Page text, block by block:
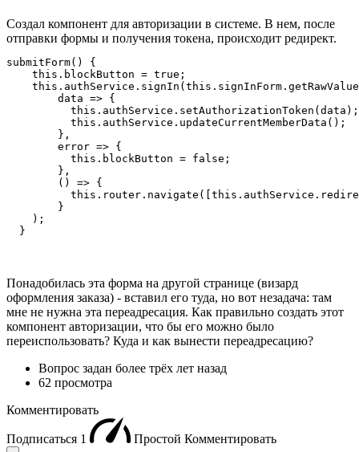
Создал компонент для авторизации в системе. В нем, после
отправки формы и получения токена, происходит редирект.
submitForm() {
    this.blockButton = true;
        data => {
          this.authService.setAuthorizationToken(data);
          this.authService.updateCurrentMemberData();
        },
        error => {
          this.blockButton = false;
        },
        () => {
        }
    );
  }
Понадобилась эта форма на другой странице (визард
оформления заказа) - вставил его туда, но вот незадача: там
мне не нужна эта переадресация. Как правильно создать этот
компонент авторизации, что бы его можно было
переиспользовать? Куда и как вынести переадресацию?
Вопрос задан более трёх лет назад
62 просмотра
Комментировать
Подписаться 1 Простой Комментировать